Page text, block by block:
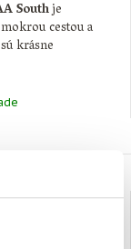
Southje
cestou a
krásne